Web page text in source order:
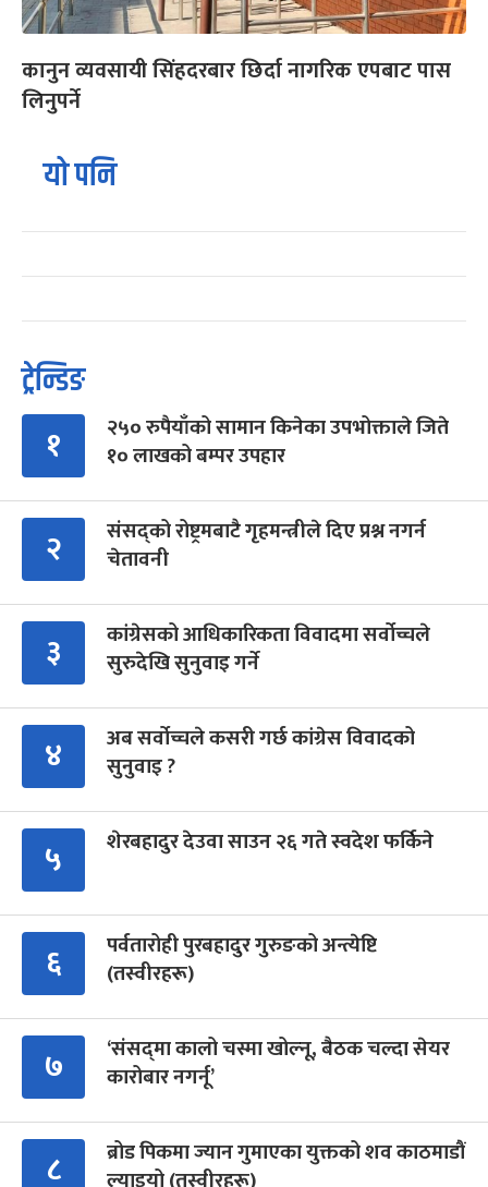
कानुन व्यवसायी सिंहदरबार छिर्दा नागरिक एपबाट पास
लिनुपर्ने
यो पनि
ट्रेन्डिङ
१
२५० रुपैयाँको सामान किनेका उपभोक्ताले जिते
१० लाखको बम्पर उपहार
२
संसद्को रोष्ट्रमबाटै गृहमन्त्रीले दिए प्रश्न नगर्न
चेतावनी
३
कांग्रेसको आधिकारिकता विवादमा सर्वोच्चले
सुरुदेखि सुनुवाइ गर्ने
४
अब सर्वोच्चले कसरी गर्छ कांग्रेस विवादको
सुनुवाइ ?
५ शेरबहादुर देउवा साउन २६ गते स्वदेश फर्किने
६
पर्वतारोही पुरबहादुर गुरुङको अन्त्येष्टि
(तस्वीरहरू)
७
‘संसद्‍मा कालो चस्मा खोल्नू, बैठक चल्दा सेयर
कारोबार नगर्नू’
८
ब्रोड पिकमा ज्यान गुमाएका युक्तको शव काठमाडौं